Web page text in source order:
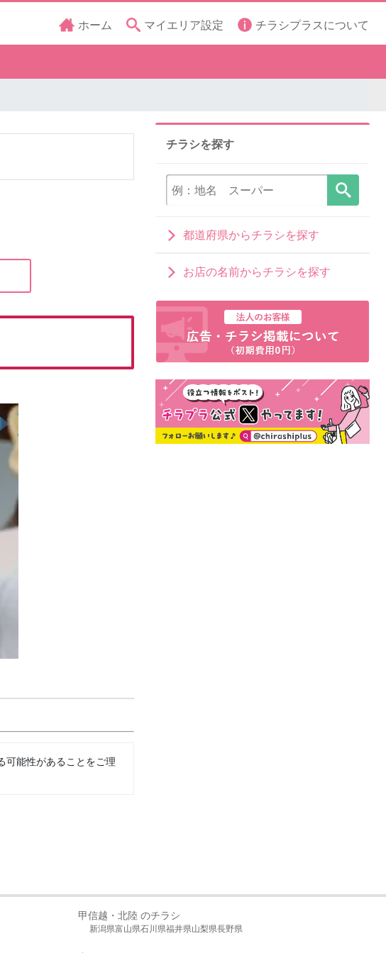
ホーム マイエリア設定 チラシプラスについて
可能性があることをご理
チラシを探す
都道府県からチラシを探す
お店の名前からチラシを探す
甲信越・北陸 のチラシ
新潟県富山県石川県福井県山梨県長野県